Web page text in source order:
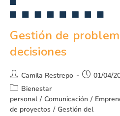
Gestión de
decisiones
Camila Restrepo
01/04/
Bienestar
personal / Comunicación /
de proyectos / Gestión del